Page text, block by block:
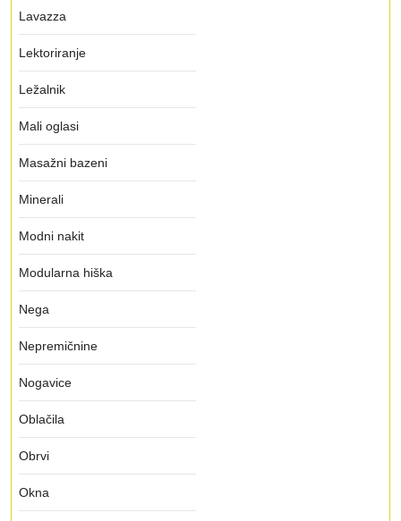
Lavazza
Lektoriranje
Ležalnik
Mali oglasi
Masažni bazeni
Minerali
Modni nakit
Modularna hiška
Nega
Nepremičnine
Nogavice
Oblačila
Obrvi
Okna